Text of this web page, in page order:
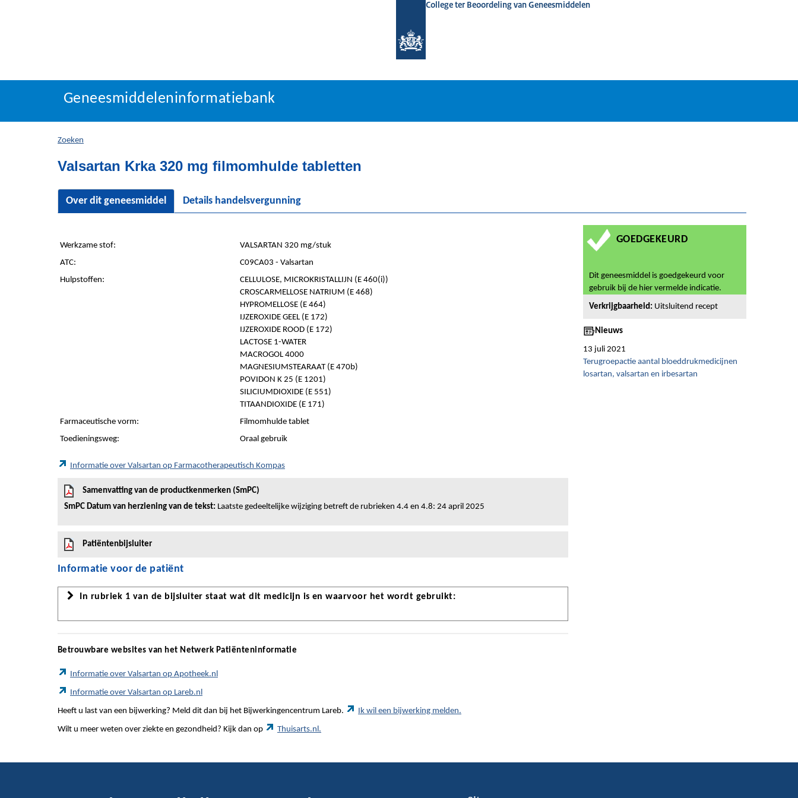
College ter Beoordeling van Geneesmiddelen
Geneesmiddeleninformatiebank
U
hier:
Geneesmiddeleninformatiebank
Zoeken
Valsartan Krka 320 mg filmomhulde tabletten
Over dit geneesmiddel Details handelsvergunning
Werkzame stof:
VALSARTAN 320 mg/stuk
ATC:
C09CA03 - Valsartan
Hulpstoffen:
CELLULOSE, MICROKRISTALLIJN (E 460(i))
CROSCARMELLOSE NATRIUM (E 468)
HYPROMELLOSE (E 464)
IJZEROXIDE GEEL (E 172)
IJZEROXIDE ROOD (E 172)
LACTOSE 1-WATER
MACROGOL 4000
MAGNESIUMSTEARAAT (E 470b)
POVIDON K 25 (E 1201)
SILICIUMDIOXIDE (E 551)
TITAANDIOXIDE (E 171)
Farmaceutische vorm:
Filmomhulde tablet
Toedieningsweg:
Oraal gebruik
Informatie over Valsartan op Farmacotherapeutisch Kompas
Samenvatting van de productkenmerken (SmPC)
SmPC Datum van herziening van de tekst: Laatste gedeeltelijke wijziging betreft de rubrieken 4.4 en 4.8: 24 april 2025
Patiëntenbijsluiter
Informatie voor de patiënt
In rubriek 1 van de bijsluiter staat wat dit medicijn is en waarvoor het wordt gebruikt:
Betrouwbare websites van het Netwerk Patiënteninformatie
Informatie over Valsartan op Apotheek.nl
Informatie over Valsartan op Lareb.nl
Heeft u last van een bijwerking? Meld dit dan bij het Bijwerkingencentrum Lareb. Ik wil een bijwerking melden.
Wilt u meer weten over ziekte en gezondheid? Kijk dan op Thuisarts.nl.
GOEDGEKEURD
Dit geneesmiddel is goedgekeurd voor
gebruik bij de hier vermelde indicatie.
Verkrijgbaarheid: Uitsluitend recept
Nieuws
13 juli 2021
Terugroepactie aantal bloeddrukmedicijnen
losartan, valsartan en irbesartan